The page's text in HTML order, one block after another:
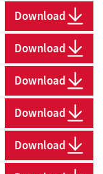
Download
Download
Download
Download
Download